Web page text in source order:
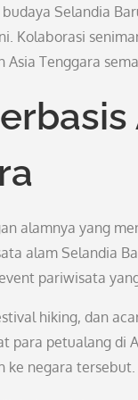
Selandia
Kolaborasi
Asia Tenggara
alamnya yang
alam Selandia
pariwisata
hiking, dan
para petualang di
ke negara tersebut.